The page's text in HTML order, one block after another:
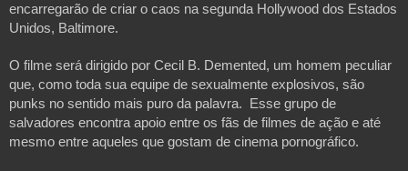
encarregarão de criar o caos na segunda Hollywood dos Estados
Unidos, Baltimore.
O filme será dirigido por Cecil B. Demented, um homem peculiar
que, como toda sua equipe de sexualmente explosivos, são
punks no sentido mais puro da palavra.  Esse grupo de
salvadores encontra apoio entre os fãs de filmes de ação e até
mesmo entre aqueles que gostam de cinema pornográfico.